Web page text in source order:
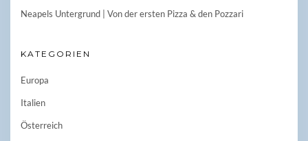
Neapels Untergrund | Von der ersten Pizza & den Pozzari
KATEGORIEN
Europa
Italien
Österreich